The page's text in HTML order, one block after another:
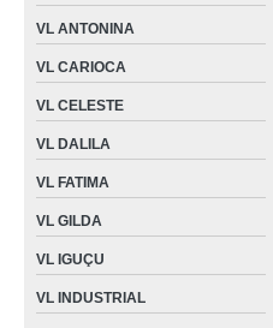
VL ANTONINA
VL CARIOCA
VL CELESTE
VL DALILA
VL FATIMA
VL GILDA
VL IGUÇU
VL INDUSTRIAL